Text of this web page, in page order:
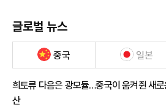
글로벌 뉴스
중국 일본
희토류 다음은 광모듈…중국이 움켜쥔 새
산